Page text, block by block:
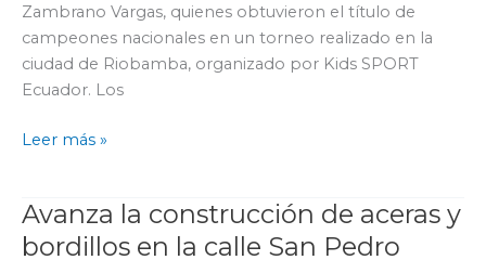
Zambrano Vargas, quienes obtuvieron el título de
campeones nacionales en un torneo realizado en la
ciudad de Riobamba, organizado por Kids SPORT
Ecuador. Los
Leer más »
Avanza la construcción de aceras y
bordillos en la calle San Pedro
Avanza
la
construcción